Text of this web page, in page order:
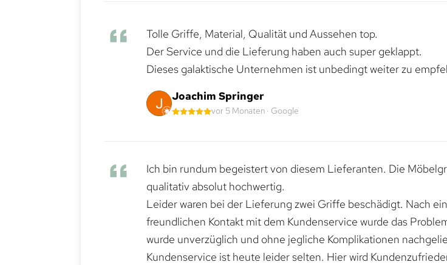
Tolle Griffe, Material, Qualität und Aussehen top.
Der Service und die Lieferung haben auch super geklappt.
Dieses galaktische Unternehmen ist unbedingt weiter zu
Joachim Springer
vor 5 Monaten · Google
Ich bin rundum begeistert von diesem Lieferanten. Die
qualitativ absolut hochwertig.
Leider waren bei der Lieferung zwei Griffe beschädigt. Nach
freundlichen Kontakt mit dem Kundenservice wurde das
wurde unverzüglich und ohne jegliche Komplikationen
Kundenservice ist heute leider selten. Hier wird